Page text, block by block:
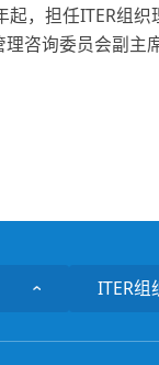
，担任ITER组织
理咨询委员会副主
ITER组